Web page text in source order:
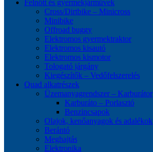
Felnőtt és gyermekjárművek
Cross/Dirtbike – Minicross
Minibike
Offroad buggy
Elektromos gyermektraktor
Elektromos kisautó
Elektromos kismotor
Tologató járgány
Kiegészítők – Vedőfelszerelés
Quad alkatrészek
Üzemanyagrendszer – Karburátor
Karburáto – Porlasztó
Benzincsapok
Olajok, kenőanyagok és adalékok
Berántó
Meghajtás
Elektronika